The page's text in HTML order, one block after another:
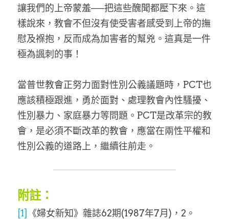
讓我們的上帝蒙羞──把這些醜聞都壓下來。這
樣說來，教會不但沒有使受害者感受到上帝的撫
慰及褓抱，反而成為加害者的幫兇。這真是一件
極為諷刺的事！
當普世教會正努力面對性別公義議題時，PCT也
應該積極跟進，勇於面對、處理教會內性騷擾、
性別暴力、家庭暴力等問題。PCT是改革宗的教
會，是必須不斷改革的教會，應當在兩性平權和
性別公義的道路上，繼續往前走。
附註：
[1]
《婦女新知》雜誌62期(1987年7月)，2。